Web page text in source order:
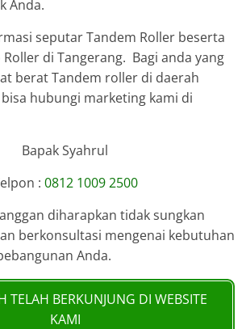
Anda.
seputar Tandem Roller beserta
di Tangerang. Bagi anda yang
berat Tandem roller di daerah
hubungi marketing kami di
Bapak Syahrul
: 0812 1009 2500
diharapkan tidak sungkan
berkonsultasi mengenai kebutuhan
Anda.
TELAH BERKUNJUNG DI WEBSITE
KAMI